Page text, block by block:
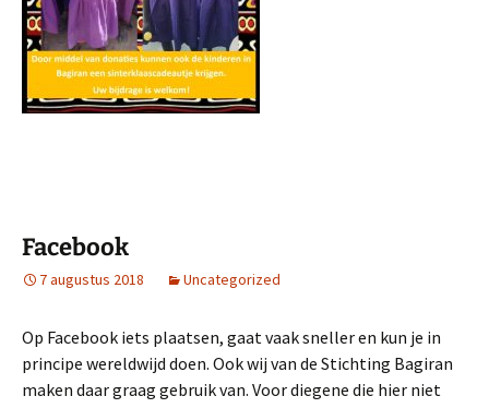
Facebook
7 augustus 2018 Uncategorized
Op Facebook iets plaatsen, gaat vaak sneller en kun je in
principe wereldwijd doen. Ook wij van de Stichting Bagiran
maken daar graag gebruik van. Voor diegene die hier niet